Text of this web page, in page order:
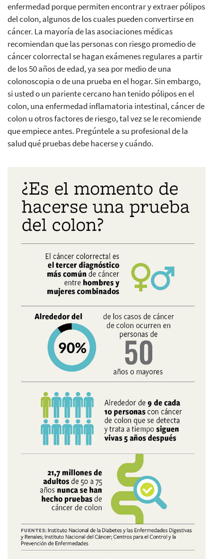
enfermedad porque permiten encontrar y extraer pólipos
del colon, algunos de los cuales pueden convertirse en
cáncer. La mayoría de las asociaciones médicas
recomiendan que las personas con riesgo promedio de
cáncer colorrectal se hagan exámenes regulares a partir
de los 50 años de edad, ya sea por medio de una
colonoscopia o de una prueba en el hogar. Sin embargo,
si usted o un pariente cercano han tenido pólipos en el
colon, una enfermedad inflamatoria intestinal, cáncer de
colon u otros factores de riesgo, tal vez se le recomiende
que empiece antes. Pregúntele a su profesional de la
salud qué pruebas debe hacerse y cuándo.